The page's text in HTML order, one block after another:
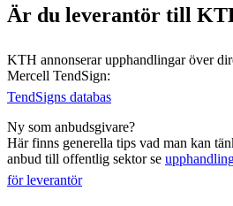
Är du leverantör till
KTH annonserar upphandlingar över
Mercell TendSign:
TendSigns databas
Ny som anbudsgivare?
Här finns generella tips vad man kan
anbud till offentlig sektor se
för leverantör